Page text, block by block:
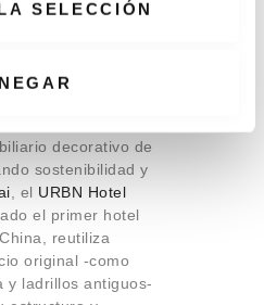
SELECCIÓN
, por ejemplo, el
técnica de reciclaje
decorativo de
sostenibilidad y
, el URBN Hotel
el primer hotel
reutiliza
original -como
y ladrillos antiguos-